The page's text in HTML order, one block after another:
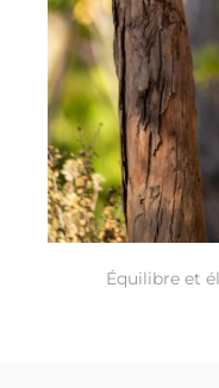
Équilibre et